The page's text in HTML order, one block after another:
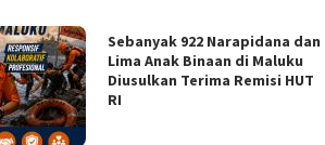
Sebanyak 922 Narapidana dan
Lima Anak Binaan di Maluku
Diusulkan Terima Remisi HUT
RI